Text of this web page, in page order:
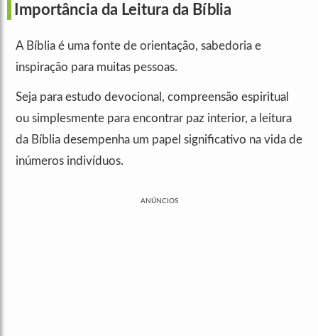
Importância da Leitura da Bíblia
A Bíblia é uma fonte de orientação, sabedoria e
inspiração para muitas pessoas.
Seja para estudo devocional, compreensão espiritual
ou simplesmente para encontrar paz interior, a leitura
da Bíblia desempenha um papel significativo na vida de
inúmeros indivíduos.
ANÚNCIOS